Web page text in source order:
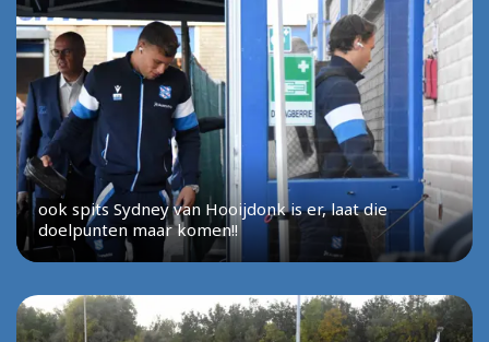
ook spits Sydney van Hooijdonk is er, laat die
doelpunten maar komen!!